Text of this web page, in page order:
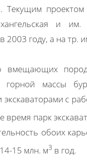
Текущим
и
2003 году, а на тр.
вмещающих
горной массы
экскаваторами с
время парк
обоих
15 млн. м3 в год.